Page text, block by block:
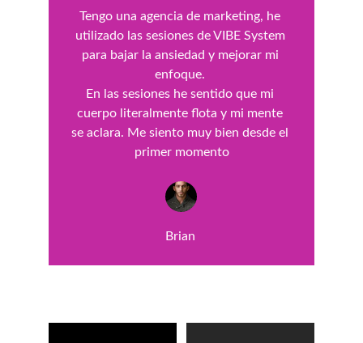
Tengo una agencia de marketing, he
utilizado las sesiones de VIBE System
para bajar la ansiedad y mejorar mi
enfoque.
En las sesiones he sentido que mi
cuerpo literalmente flota y mi mente
se aclara. Me siento muy bien desde el
primer momento
Brian